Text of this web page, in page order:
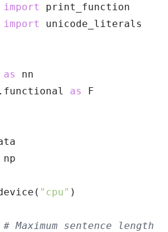
import
print_function
import unicode_literals
as
nn
as
F
np
"cpu" )
# Maximum sentence length